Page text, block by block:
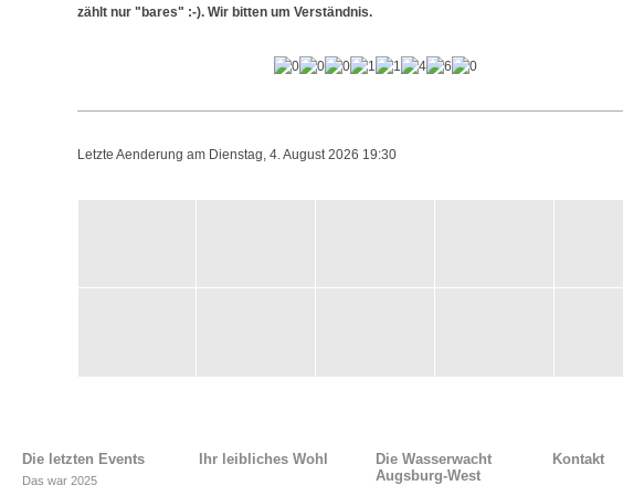
zählt nur "bares" :-). Wir bitten um Verständnis.
Letzte Aenderung am Dienstag, 4. August 2026 19:30
Die letzten Events
Das war 2025
Ihr leibliches Wohl
Die Wasserwacht
Augsburg-West
Kontakt